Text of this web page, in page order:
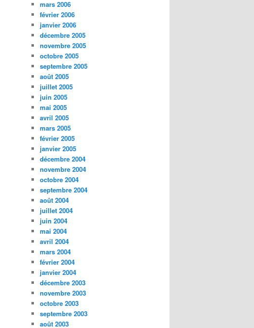
mars 2006
février 2006
janvier 2006
décembre 2005
novembre 2005
octobre 2005
septembre 2005
août 2005
juillet 2005
juin 2005
mai 2005
avril 2005
mars 2005
février 2005
janvier 2005
décembre 2004
novembre 2004
octobre 2004
septembre 2004
août 2004
juillet 2004
juin 2004
mai 2004
avril 2004
mars 2004
février 2004
janvier 2004
décembre 2003
novembre 2003
octobre 2003
septembre 2003
août 2003